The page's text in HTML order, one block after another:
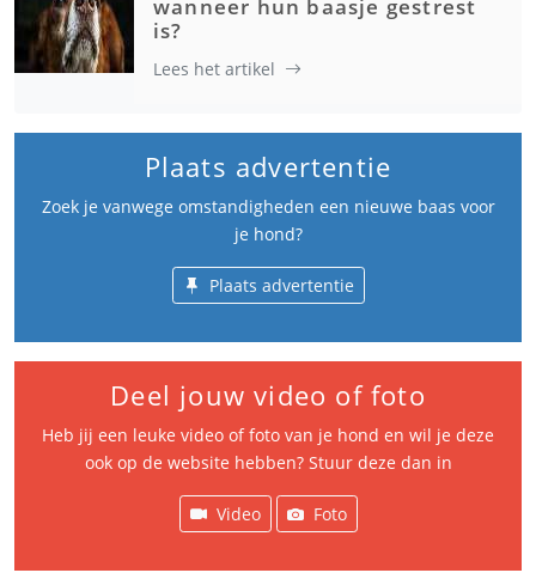
wanneer hun baasje gestrest
is?
Lees het artikel
Plaats advertentie
Zoek je vanwege omstandigheden een nieuwe baas voor
je hond?
Plaats advertentie
Deel jouw video of foto
Heb jij een leuke video of foto van je hond en wil je deze
ook op de website hebben? Stuur deze dan in
Video Foto